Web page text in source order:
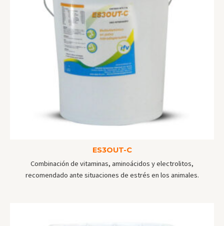
ES3OUT-C
Combinación de vitaminas, aminoácidos y electrolitos,
recomendado ante situaciones de estrés en los animales.